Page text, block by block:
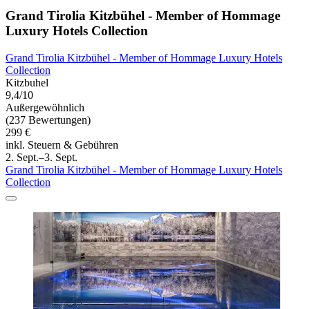
Grand Tirolia Kitzbühel - Member of Hommage
Luxury Hotels Collection
Grand Tirolia Kitzbühel - Member of Hommage Luxury Hotels
Collection
Kitzbuhel
9,4/10
Außergewöhnlich
(237 Bewertungen)
299 €
inkl. Steuern & Gebühren
2. Sept.–3. Sept.
Grand Tirolia Kitzbühel - Member of Hommage Luxury Hotels
Collection